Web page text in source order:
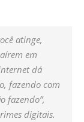
atinge,
em
dá
fazendo com
fazendo”,
digitais.